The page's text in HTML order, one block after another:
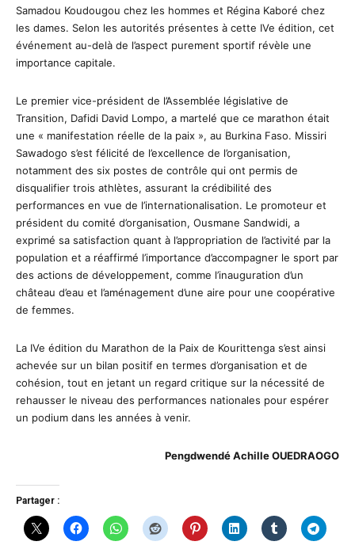
Samadou Koudougou chez les hommes et Régina Kaboré chez
les dames. Selon les autorités présentes à cette IVe édition, cet
événement au-delà de l’aspect purement sportif révèle une
importance capitale.
Le premier vice-président de l’Assemblée législative de
Transition, Dafidi David Lompo, a martelé que ce marathon était
une « manifestation réelle de la paix », au Burkina Faso. Missiri
Sawadogo s’est félicité de l’excellence de l’organisation,
notamment des six postes de contrôle qui ont permis de
disqualifier trois athlètes, assurant la crédibilité des
performances en vue de l’internationalisation. Le promoteur et
président du comité d’organisation, Ousmane Sandwidi, a
exprimé sa satisfaction quant à l’appropriation de l’activité par la
population et a réaffirmé l’importance d’accompagner le sport par
des actions de développement, comme l’inauguration d’un
château d’eau et l’aménagement d’une aire pour une coopérative
de femmes.
La IVe édition du Marathon de la Paix de Kourittenga s’est ainsi
achevée sur un bilan positif en termes d’organisation et de
cohésion, tout en jetant un regard critique sur la nécessité de
rehausser le niveau des performances nationales pour espérer
un podium dans les années à venir.
Pengdwendé Achille OUEDRAOGO
Partager :